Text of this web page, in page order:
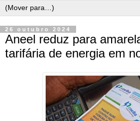
26 outubro 2024
Aneel reduz para
tarifária de energia em